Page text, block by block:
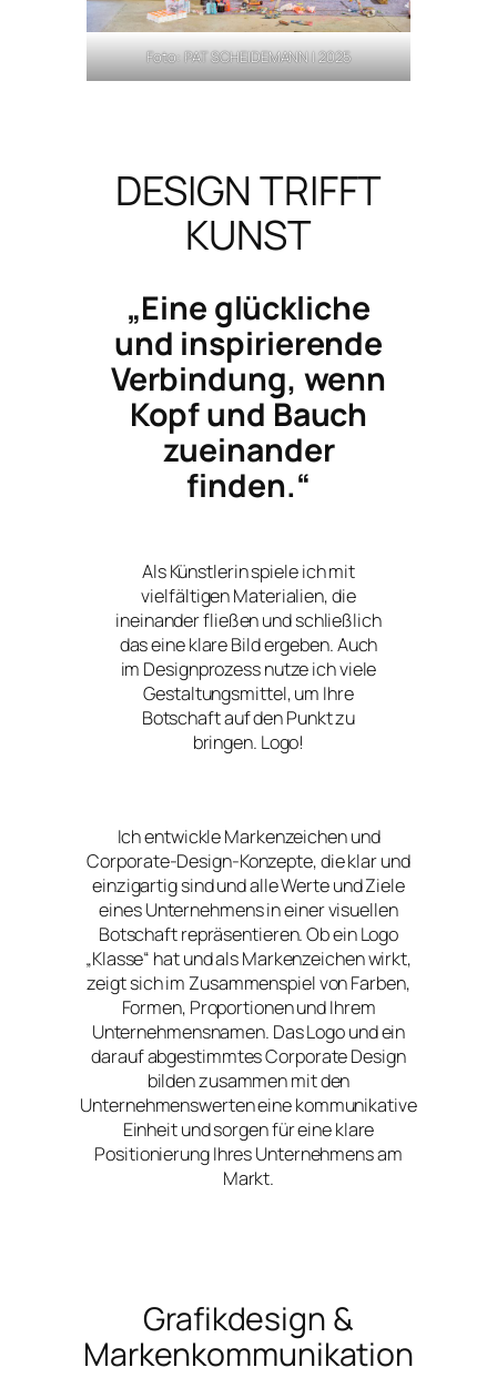
Foto: PAT SCHEIDEMANN | 2025
DESIGN TRIFFT
KUNST
„Eine glückliche
und inspirierende
Verbindung, wenn
Kopf und Bauch
zueinander
finden.“
Als Künstlerin spiele ich mit
vielfältigen Materialien, die
ineinander fließen und schließlich
das eine klare Bild ergeben. Auch
im Designprozess nutze ich viele
Gestaltungsmittel, um Ihre
Botschaft auf den Punkt zu
bringen. Logo!
Ich entwickle Markenzeichen und
Corporate-Design-Konzepte, die klar und
einzigartig sind und alle Werte und Ziele
eines Unternehmens in einer visuellen
Botschaft repräsentieren. Ob ein Logo
„Klasse“ hat und als Markenzeichen wirkt,
zeigt sich im Zusammenspiel von Farben,
Formen, Proportionen und Ihrem
Unternehmensnamen. Das Logo und ein
darauf abgestimmtes Corporate Design
bilden zusammen mit den
Unternehmenswerten eine kommunikative
Einheit und sorgen für eine klare
Positionierung Ihres Unternehmens am
Markt.
Grafikdesign &
Markenkommunikation